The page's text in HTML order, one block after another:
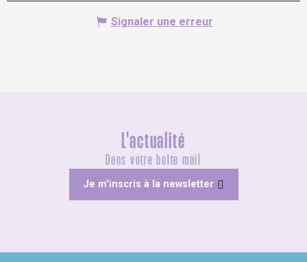
Signaler une erreur
L'actualité
Dans votre boîte mail
Je m'inscris à la newsletter